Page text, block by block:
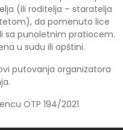
(ili roditelja – staratelja
da pomenuto lice
sa punoletnim pratiocem.
u sudu ili opštini.
putovanja organizatora
OTP 194/2021